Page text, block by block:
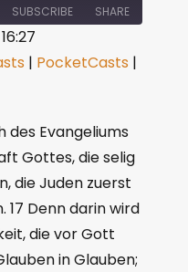
SUBSCRIBE SHARE
PocketCasts
| PocketCasts |
des Evangeliums
Gottes, die selig
die Juden zuerst
17 Denn darin wird
die vor Gott
in Glauben;